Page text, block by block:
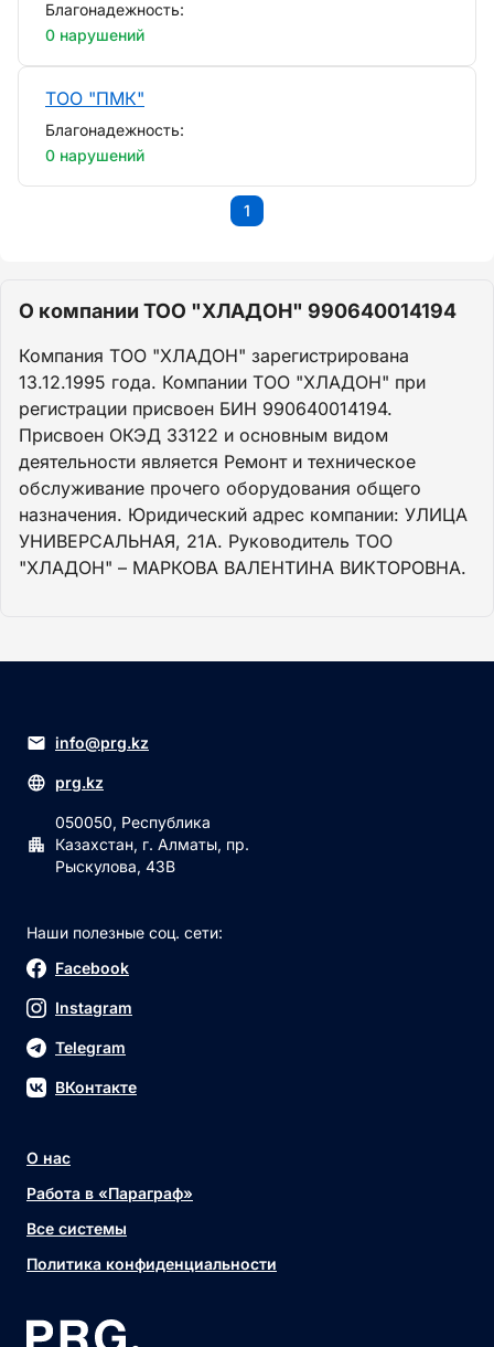
Благонадежность:
0 нарушений
ТОО "ПМК"
Благонадежность:
0 нарушений
1
О компании ТОО "ХЛАДОН" 990640014194
Компания ТОО "ХЛАДОН" зарегистрирована
13.12.1995 года. Компании ТОО "ХЛАДОН" при
регистрации присвоен БИН 990640014194.
Присвоен ОКЭД 33122 и основным видом
деятельности является Ремонт и техническое
обслуживание прочего оборудования общего
назначения. Юридический адрес компании: УЛИЦА
УНИВЕРСАЛЬНАЯ, 21А. Руководитель ТОО
"ХЛАДОН" – МАРКОВА ВАЛЕНТИНА ВИКТОРОВНА.
info@prg.kz
prg.kz
050050, Республика
Казахстан, г. Алматы, пр.
Рыскулова, 43В
Наши полезные соц. сети:
Facebook
Instagram
Telegram
ВКонтакте
О нас
Работа в «Параграф»
Все системы
Политика конфиденциальности